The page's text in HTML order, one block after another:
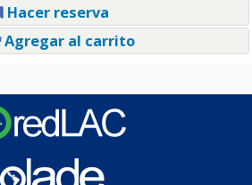
Hacer reserva
Agregar al carrito